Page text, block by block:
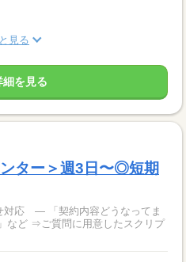
見る
細を見る
ター＞週3日〜◎短期
どうなってま
など ⇒ご質問に用意したスクリプ